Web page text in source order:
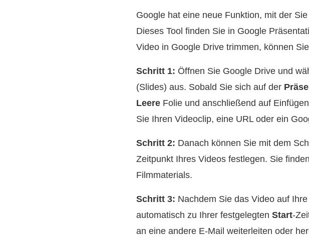
Google hat eine neue Funktion, mit der
Dieses Tool finden Sie in Google
Video in Google Drive trimmen, können
Schritt 1: Öffnen Sie Google Drive und
(Slides) aus. Sobald Sie sich auf der
Leere Folie und anschließend auf
Sie Ihren Videoclip, eine URL oder ein
Schritt 2: Danach können Sie mit dem
Zeitpunkt Ihres Videos festlegen. Sie
Filmmaterials.
Schritt 3: Nachdem Sie das Video auf
automatisch zu Ihrer festgelegten Start-
an eine andere E-Mail weiterleiten oder